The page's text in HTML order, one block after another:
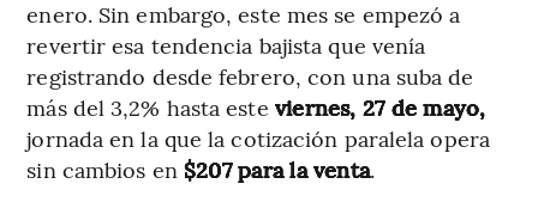
enero. Sin embargo, este mes se empezó a
revertir esa tendencia bajista que venía
registrando desde febrero, con una suba de
más del 3,2% hasta este viernes, 27 de mayo,
jornada en la que la cotización paralela opera
sin cambios en $207 para la venta.